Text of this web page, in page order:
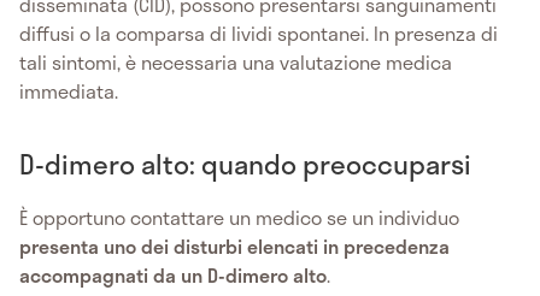
diffusi o la comparsa di lividi spontanei. In presenza di
tali sintomi, è necessaria una valutazione medica
immediata.
D-dimero alto: quando preoccuparsi
È opportuno contattare un medico se un individuo
presenta uno dei disturbi elencati in precedenza
accompagnati da un D-dimero alto.